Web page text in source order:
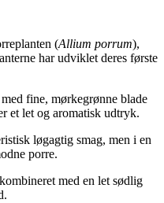
(Allium porrum),
har udviklet deres første
fine, mørkegrønne blade
et let og aromatisk udtryk.
løgagtig smag, men i en
porre.
med en let sødlig